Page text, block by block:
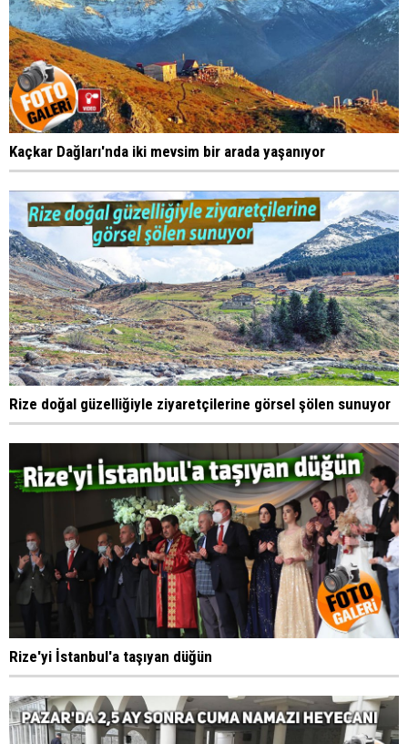
Kaçkar Dağları'nda iki mevsim bir arada yaşanıyor
Rize doğal güzelliğiyle ziyaretçilerine görsel şölen sunuyor
Rize'yi İstanbul'a taşıyan düğün